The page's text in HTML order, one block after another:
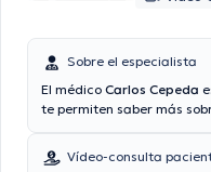
Sobre el especialista
El médico Carlos Cepeda
te permiten saber más
Consulta privada, Vía
con el médico especialista
Vídeo-consulta